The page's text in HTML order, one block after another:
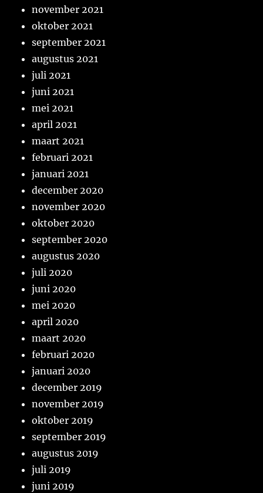
november 2021
oktober 2021
september 2021
augustus 2021
juli 2021
juni 2021
mei 2021
april 2021
maart 2021
februari 2021
januari 2021
december 2020
november 2020
oktober 2020
september 2020
augustus 2020
juli 2020
juni 2020
mei 2020
april 2020
maart 2020
februari 2020
januari 2020
december 2019
november 2019
oktober 2019
september 2019
augustus 2019
juli 2019
juni 2019